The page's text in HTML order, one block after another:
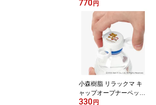
タンブラー コップ プラ
コップ 軽い 割れにくい
クリア 透明 プラスチッ
ク製 インテリア テーブ
ルウェア ペンスタンド
ペン立て 食洗機対応 サ
ンエックス san-x かわい
い 日本製
770 円
小森樹脂 リラックマ キ
ャップオープナーペット
ボトル パウチ容器 ゼリ
330 円